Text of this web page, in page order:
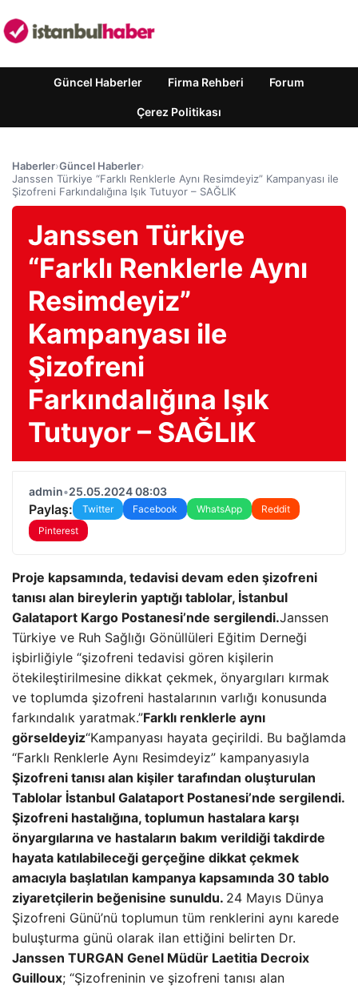
Güncel Haberler Firma Rehberi Forum
Çerez Politikası
Haberler›Güncel Haberler›
Janssen Türkiye “Farklı Renklerle Aynı Resimdeyiz” Kampanyası ile
Şizofreni Farkındalığına Işık Tutuyor – SAĞLIK
Janssen Türkiye
“Farklı Renklerle Aynı
Resimdeyiz”
Kampanyası ile
Şizofreni
Farkındalığına Işık
Tutuyor – SAĞLIK
admin•25.05.2024 08:03
Paylaş: Twitter Facebook WhatsApp
Reddit
Pinterest
Proje kapsamında, tedavisi devam eden şizofreni
tanısı alan bireylerin yaptığı tablolar, İstanbul
Galataport Kargo Postanesi’nde sergilendi.Janssen
Türkiye ve Ruh Sağlığı Gönüllüleri Eğitim Derneği
işbirliğiyle “şizofreni tedavisi gören kişilerin
ötekileştirilmesine dikkat çekmek, önyargıları kırmak
ve toplumda şizofreni hastalarının varlığı konusunda
farkındalık yaratmak.”Farklı renklerle aynı
görseldeyiz“Kampanyası hayata geçirildi. Bu bağlamda
“Farklı Renklerle Aynı Resimdeyiz” kampanyasıyla
Şizofreni tanısı alan kişiler tarafından oluşturulan
Tablolar İstanbul Galataport Postanesi’nde sergilendi.
Şizofreni hastalığına, toplumun hastalara karşı
önyargılarına ve hastaların bakım verildiği takdirde
hayata katılabileceği gerçeğine dikkat çekmek
amacıyla başlatılan kampanya kapsamında 30 tablo
ziyaretçilerin beğenisine sunuldu. 24 Mayıs Dünya
Şizofreni Günü’nü toplumun tüm renklerini aynı karede
buluşturma günü olarak ilan ettiğini belirten Dr.
Janssen TURGAN Genel Müdür Laetitia Decroix
Guilloux; “Şizofreninin ve şizofreni tanısı alan